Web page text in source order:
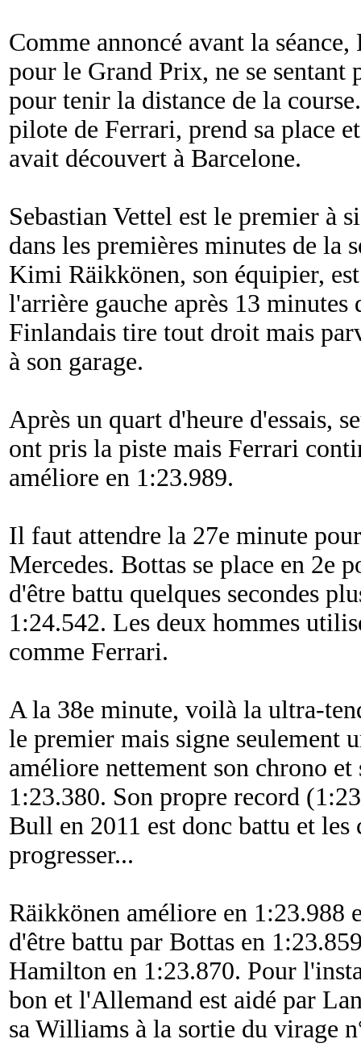
Comme annoncé avant la
pour le Grand Prix, ne se sentant
pour tenir la distance de la
pilote de Ferrari, prend sa place
avait découvert à Barcelone.
Sebastian Vettel est le premier à
dans les premières minutes de la
Kimi Räikkönen, son équipier,
l'arrière gauche après 13 minutes
Finlandais tire tout droit mais
à son garage.
Après un quart d'heure d'essais,
ont pris la piste mais Ferrari
améliore en 1:23.989.
Il faut attendre la 27e minute
Mercedes. Bottas se place en 2e
d'être battu quelques secondes
1:24.542. Les deux hommes
comme Ferrari.
A la 38e minute, voilà la ultra-
le premier mais signe seulement
améliore nettement son chrono
1:23.380. Son propre record
Bull en 2011 est donc battu et les
progresser...
Räikkönen améliore en 1:23.988
d'être battu par Bottas en
Hamilton en 1:23.870. Pour
bon et l'Allemand est aidé par
sa Williams à la sortie du virage